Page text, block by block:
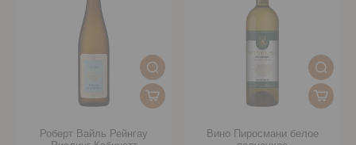
Роберт Вайль Рейнгау
Вино Пиросмани белое